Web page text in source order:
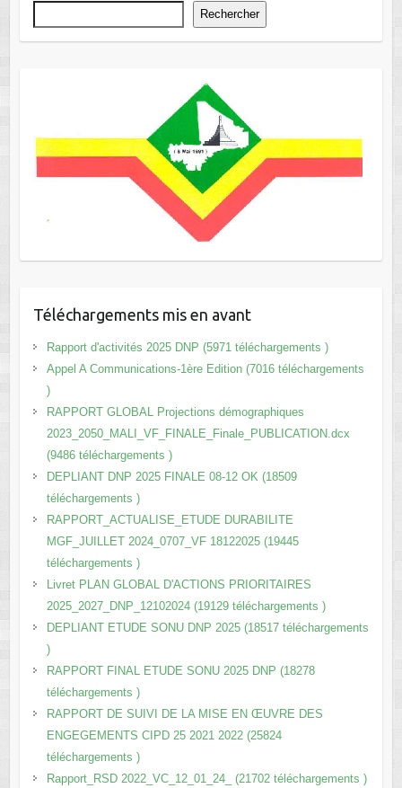
Rechercher
Téléchargements mis en avant
Rapport d'activités 2025 DNP (5971 téléchargements )
Appel A Communications-1ère Edition (7016 téléchargements
)
RAPPORT GLOBAL Projections démographiques
2023_2050_MALI_VF_FINALE_Finale_PUBLICATION.dcx
(9486 téléchargements )
DEPLIANT DNP 2025 FINALE 08-12 OK (18509
téléchargements )
RAPPORT_ACTUALISE_ETUDE DURABILITE
MGF_JUILLET 2024_0707_VF 18122025 (19445
téléchargements )
Livret PLAN GLOBAL D'ACTIONS PRIORITAIRES
2025_2027_DNP_12102024 (19129 téléchargements )
DEPLIANT ETUDE SONU DNP 2025 (18517 téléchargements
)
RAPPORT FINAL ETUDE SONU 2025 DNP (18278
téléchargements )
RAPPORT DE SUIVI DE LA MISE EN ŒUVRE DES
ENGEGEMENTS CIPD 25 2021 2022 (25824
téléchargements )
Rapport_RSD 2022_VC_12_01_24_ (21702 téléchargements )